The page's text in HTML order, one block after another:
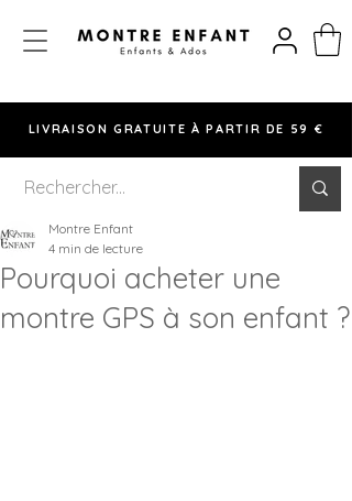
LIVRAISON GRATUITE À PARTIR DE 59 €
Pourquoi acheter une
montre GPS à son enfant ?
Montre Enfant
4 min de lecture